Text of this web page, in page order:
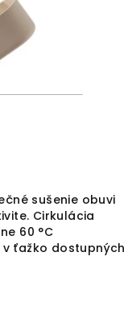
sušenie obuvi
Cirkulácia
60 °C
ťažko dostupných